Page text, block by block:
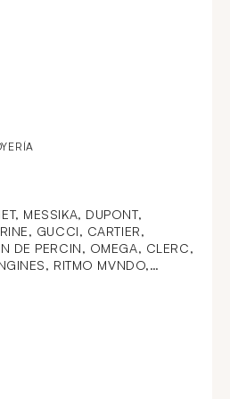
BELPERRON, JAR,
Alhambra, Trinity,
Fancy jaune, Fancy rose,
Colombie, Zircon, Quatre
Cachemire, "Myanmar"
Ceylan,
MESSIKA, DUPONT,
GUCCI, CARTIER,
DE PERCIN, OMEGA, CLERC,
RITMO MVNDO,